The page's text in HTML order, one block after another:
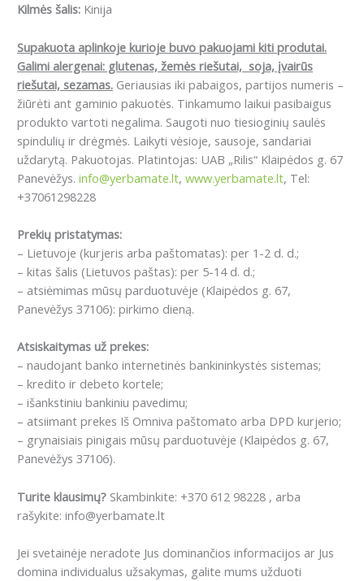
Kilmės šalis: Kinija
Supakuota aplinkoje kurioje buvo pakuojami kiti produtai.
Galimi alergenai: glutenas, žemės riešutai, soja, įvairūs
riešutai, sezamas. Geriausias iki pabaigos, partijos numeris –
žiūrėti ant gaminio pakuotės. Tinkamumo laikui pasibaigus
produkto vartoti negalima. Saugoti nuo tiesioginių saulės
spindulių ir drėgmės. Laikyti vėsioje, sausoje, sandariai
uždarytą. Pakuotojas. Platintojas: UAB „Rilis“ Klaipėdos g. 67
Panevėžys. info@yerbamate.lt, www.yerbamate.lt, Tel:
+37061298228
Prekių pristatymas:
– Lietuvoje (kurjeris arba paštomatas): per 1-2 d. d.;
– kitas šalis (Lietuvos paštas): per 5-14 d. d.;
– atsiėmimas mūsų parduotuvėje (Klaipėdos g. 67,
Panevėžys 37106): pirkimo dieną.
Atsiskaitymas už prekes:
– naudojant banko internetinės bankininkystės sistemas;
– kredito ir debeto kortele;
– išankstiniu bankiniu pavedimu;
– atsiimant prekes Iš Omniva paštomato arba DPD kurjerio;
– grynaisiais pinigais mūsų parduotuvėje (Klaipėdos g. 67,
Panevėžys 37106).
Turite klausimų? Skambinkite: +370 612 98228 , arba
rašykite: info@yerbamate.lt
Jei svetainėje neradote Jus dominančios informacijos ar Jus
domina individualus užsakymas, galite mums užduoti